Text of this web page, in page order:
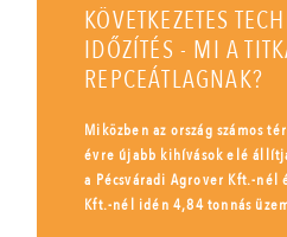
KÖVETKEZETES
IDŐZÍTÉS - MI A
REPCEÁTLAGNAK?
Miközben az ország számos
évre újabb kihívások elé
a Pécsváradi Agrover Kft.-nél
Kft.-nél idén 4,84 tonnás